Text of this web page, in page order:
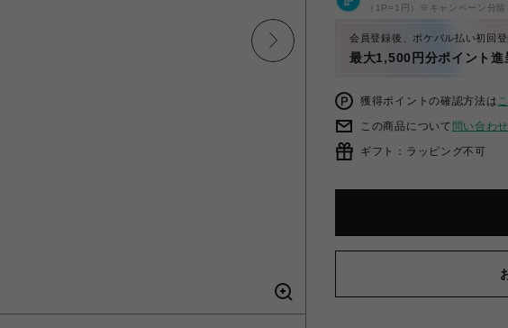
（1P=1円）※キャンペーン分除
会員登録後、ポケパル払い初回
最大1,500円分ポイント進
獲得ポイントの確認方法は
この商品について 問い合わ
ギフト：ラッピング不可